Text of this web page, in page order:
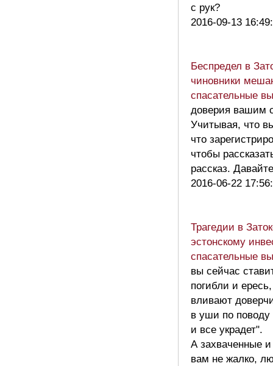
с рук?
2016-09-13
Беспредел в
чиновники
спасательные
доверия вашим
Учитывая, что
что
чтобы
рассказ.
2016-06-22
Трагедии в
эстонскому
спасательные
вы сейчас
погибли и
вливают
в уши по поводу
и все украдет".
А захваченные
вам не жалко,